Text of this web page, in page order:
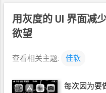
用灰度的 UI 界面减
欲望
查看相关主题: 佳软
每次因为要